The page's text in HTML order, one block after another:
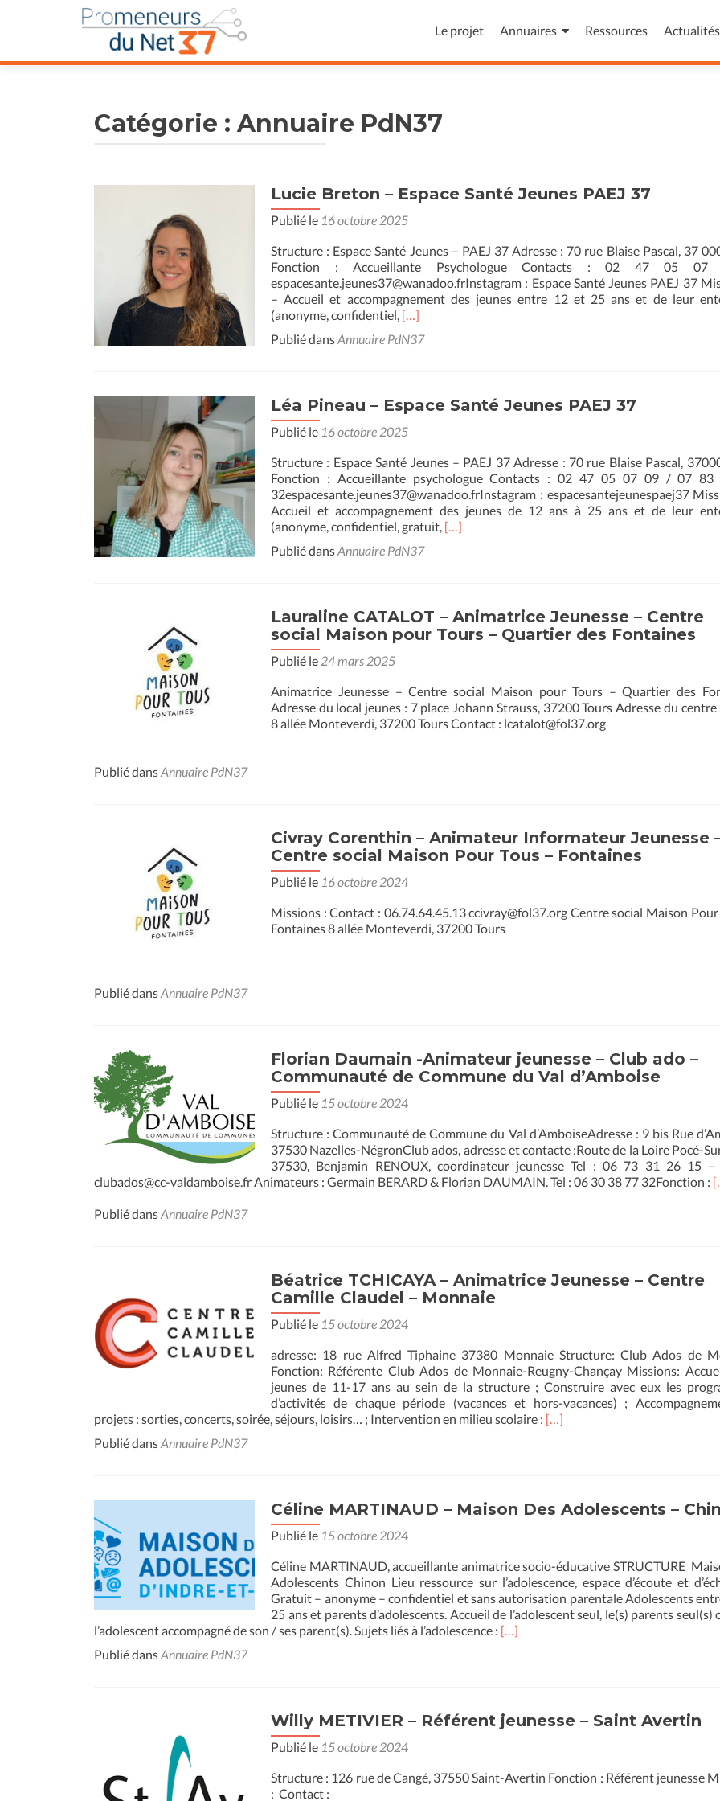
au
principal
Le projet Annuaires Ressources Actualités
Catégorie : Annuaire PdN37
Lucie Breton – Espace Santé Jeunes PAEJ 37
Publié le 16 octobre 2025
Structure : Espace Santé Jeunes – PAEJ 37 Adresse : 70 rue Blaise Pascal, 37
Fonction : Accueillante Psychologue Contacts : 02 47 05
espacesante.jeunes37@wanadoo.frInstagram : Espace Santé Jeunes PAEJ 37
– Accueil et accompagnement des jeunes entre 12 et 25 ans et de leur
(anonyme, confidentiel, En
plus
Espace
Santé
PAEJ
37
[…]
Publié dansAnnuaire PdN37
Léa Pineau – Espace Santé Jeunes PAEJ 37
Publié le 16 octobre 2025
Structure : Espace Santé Jeunes – PAEJ 37 Adresse : 70 rue Blaise Pascal,
Fonction : Accueillante psychologue Contacts : 02 47 05 07 09 / 07
32espacesante.jeunes37@wanadoo.frInstagram : espacesantejeunespaej37
Accueil et accompagnement des jeunes de 12 ans à 25 ans et de leur
(anonyme, confidentiel, gratuit, En
Espace
Santé
37
[…]
Publié dansAnnuaire PdN37
Lauraline CATALOT – Animatrice Jeunesse – Centre
social Maison pour Tours – Quartier des Fontaines
Publié le 24 mars 2025
Animatrice Jeunesse – Centre social Maison pour Tours – Quartier des
Adresse du local jeunes : 7 place Johann Strauss, 37200 Tours Adresse du centre
8 allée Monteverdi, 37200 Tours Contact : lcatalot@fol37.org
Publié dansAnnuaire PdN37
Civray Corenthin – Animateur Informateur Jeunesse
Centre social Maison Pour Tous – Fontaines
Publié le 16 octobre 2024
Missions : Contact : 06.74.64.45.13 ccivray@fol37.org Centre social Maison Pour
Fontaines 8 allée Monteverdi, 37200 Tours
Publié dansAnnuaire PdN37
Florian Daumain -Animateur jeunesse – Club ado –
Communauté de Commune du Val d’Amboise
Publié le 15 octobre 2024
Structure : Communauté de Commune du Val d’AmboiseAdresse : 9 bis Rue
37530 Nazelles-NégronClub ados, adresse et contacte :Route de la Loire Pocé-
37530, Benjamin RENOUX, coordinateur jeunesse Tel : 06 73 31 26 15
clubados@cc-valdamboise.fr Animateurs : Germain BERARD & Florian DAUMAIN. Tel : 06 30 38 77 32Fonction : En
–
Publié dansAnnuaire PdN37
Béatrice TCHICAYA – Animatrice Jeunesse – Centre
Camille Claudel – Monnaie
Publié le 15 octobre 2024
adresse: 18 rue Alfred Tiphaine 37380 Monnaie Structure: Club Ados de
Fonction: Référente Club Ados de Monnaie-Reugny-Chançay Missions:
jeunes de 11-17 ans au sein de la structure ; Construire avec eux les
d’activités de chaque période (vacances et hors-vacances) ;
projets : sorties, concerts, soirée, séjours, loisirs… ; Intervention en milieu scolaire : En
Animatrice
Centre
Camille
Claudel
–
[…]
Publié dansAnnuaire PdN37
Céline MARTINAUD – Maison Des Adolescents –
Publié le 15 octobre 2024
Céline MARTINAUD, accueillante animatrice socio-éducative STRUCTURE
Adolescents Chinon Lieu ressource sur l’adolescence, espace d’écoute et
Gratuit – anonyme – confidentiel et sans autorisation parentale Adolescents
25 ans et parents d’adolescents. Accueil de l’adolescent seul, le(s) parents seul(s)
l’adolescent accompagné de son / ses parent(s). Sujets liés à l’adolescence : En
–
Maison
–
[…]
Publié dansAnnuaire PdN37
Willy METIVIER – Référent jeunesse – Saint Avertin
Publié le 15 octobre 2024
Structure : 126 rue de Cangé, 37550 Saint-Avertin Fonction : Référent jeunesse
: Contact :